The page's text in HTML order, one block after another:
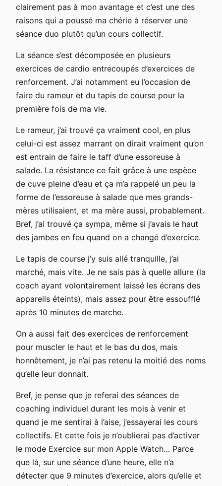
clairement pas à mon avantage et c’est une des
raisons qui a poussé ma chérie à réserver une
séance duo plutôt qu’un cours collectif.
La séance s’est décomposée en plusieurs
exercices de cardio entrecoupés d’exercices de
renforcement. J’ai notamment eu l’occasion de
faire du rameur et du tapis de course pour la
première fois de ma vie.
Le rameur, j’ai trouvé ça vraiment cool, en plus
celui-ci est assez marrant on dirait vraiment qu’on
est entrain de faire le taff d’une essoreuse à
salade. La résistance ce fait grâce à une espèce
de cuve pleine d’eau et ça m’a rappelé un peu la
forme de l’essoreuse à salade que mes grands-
mères utilisaient, et ma mère aussi, probablement.
Bref, j’ai trouvé ça sympa, même si j’avais le haut
des jambes en feu quand on a changé d’exercice.
Le tapis de course j’y suis allé tranquille, j’ai
marché, mais vite. Je ne sais pas à quelle allure (la
coach ayant volontairement laissé les écrans des
appareils éteints), mais assez pour être essoufflé
après 10 minutes de marche.
On a aussi fait des exercices de renforcement
pour muscler le haut et le bas du dos, mais
honnêtement, je n’ai pas retenu la moitié des noms
qu’elle leur donnait.
Bref, je pense que je referai des séances de
coaching individuel durant les mois à venir et
quand je me sentirai à l’aise, j’essayerai les cours
collectifs. Et cette fois je n’oublierai pas d’activer
le mode Exercice sur mon Apple Watch… Parce
que là, sur une séance d’une heure, elle n’a
détecter que 9 minutes d’exercice, alors qu’elle et